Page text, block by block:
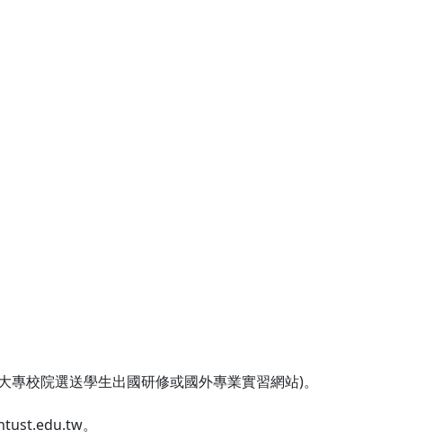
選送學生出國研修或國外專業實習網站)。
。